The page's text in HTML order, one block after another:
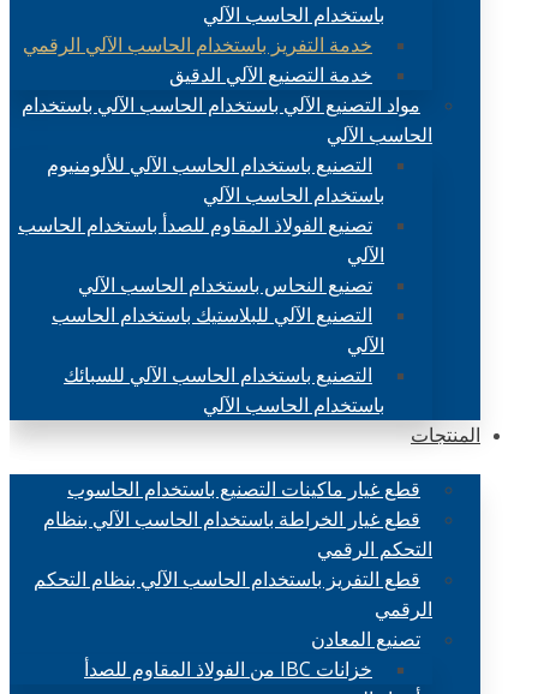
باستخدام الحاسب الآلي
خدمة التفريز باستخدام الحاسب الآلي الرقمي
خدمة التصنيع الآلي الدقيق
مواد التصنيع الآلي باستخدام الحاسب الآلي باستخدام
الحاسب الآلي
التصنيع باستخدام الحاسب الآلي للألومنيوم
باستخدام الحاسب الآلي
تصنيع الفولاذ المقاوم للصدأ باستخدام الحاسب
الآلي
تصنيع النحاس باستخدام الحاسب الآلي
التصنيع الآلي للبلاستيك باستخدام الحاسب
الآلي
التصنيع باستخدام الحاسب الآلي للسبائك
باستخدام الحاسب الآلي
المنتجات
قطع غيار ماكينات التصنيع باستخدام الحاسوب
قطع غيار الخراطة باستخدام الحاسب الآلي بنظام
التحكم الرقمي
قطع التفريز باستخدام الحاسب الآلي بنظام التحكم
الرقمي
تصنيع المعادن
خزانات IBC من الفولاذ المقاوم للصدأ